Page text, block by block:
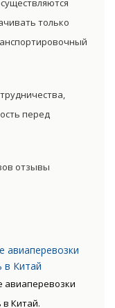
только
перед
отзывы
авиаперевозки
в Китай
авиаперевозки
в Китай.